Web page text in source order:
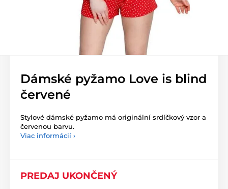
Dámské pyžamo Love is blind
červené
Stylové dámské pyžamo má originální srdíčkový vzor a
červenou barvu.
Viac informácií ›
PREDAJ UKONČENÝ